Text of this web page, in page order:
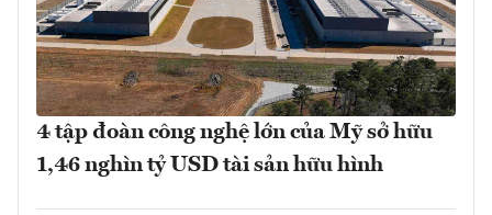
4 tập đoàn công nghệ lớn của Mỹ sở hữu
1,46 nghìn tỷ USD tài sản hữu hình